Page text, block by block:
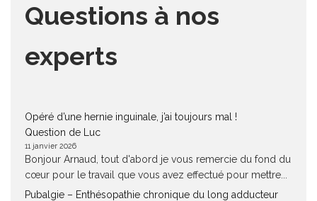
Questions à nos
experts
Opéré d’une hernie inguinale, j’ai toujours mal !
Question de Luc
11 janvier 2026
Bonjour Arnaud, tout d'abord je vous remercie du fond du
cœur pour le travail que vous avez effectué pour mettre...
Pubalgie – Enthésopathie chronique du long adducteur